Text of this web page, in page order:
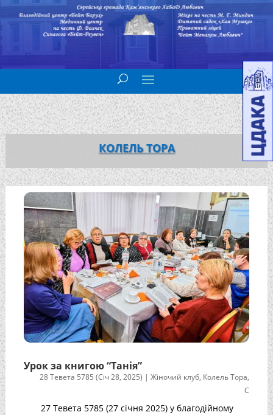
КОЛЕЛЬ ТОРА
Урок за книгою “Танія”
28 Тевета 5785 (Січ 28, 2025) |Жіночий клуб, Колель Тора,
С
27 Тевета 5785 (27 січня 2025) у благодійному